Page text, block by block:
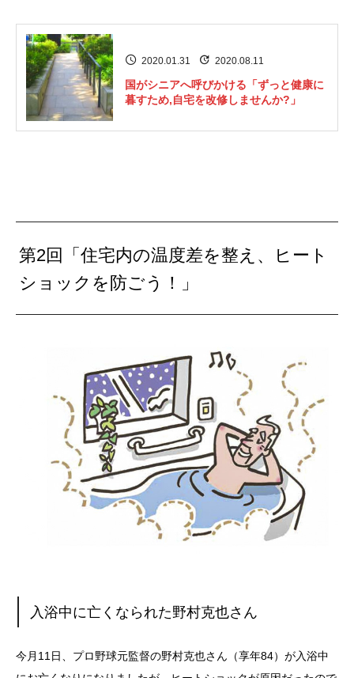
2020.01.31 2020.08.11
国がシニアへ呼びかける「ずっと健康に
暮すため,自宅を改修しませんか?」
第2回「住宅内の温度差を整え、ヒート
ショックを防ごう！」
入浴中に亡くなられた野村克也さん
今月11日、プロ野球元監督の野村克也さん（享年84）が入浴中